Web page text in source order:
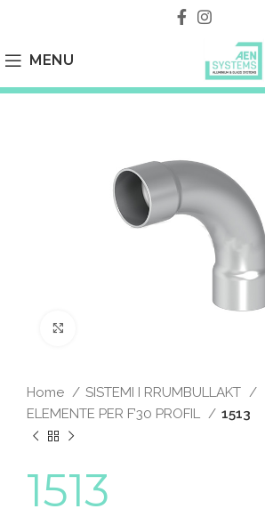
MENU
Home
SISTEMI I RRUMBULLAKT
ELEMENTE PER F’30 PROFIL
1513
1513